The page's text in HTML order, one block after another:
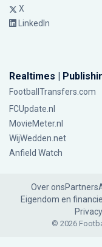
X
LinkedIn
Realtimes |
FootballTransfers.com
FCUpdate.nl
MovieMeter.nl
WijWedden.net
Anfield Watch
Over onsPartners
Eigendom en
© 2026